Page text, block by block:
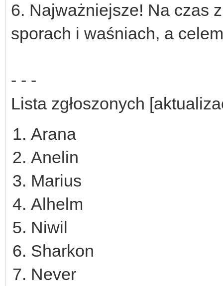
6. Najważniejsze! Na czas
sporach i waśniach, a
- - -
Lista zgłoszonych
Arana
Anelin
Marius
Alhelm
Niwil
Sharkon
Never